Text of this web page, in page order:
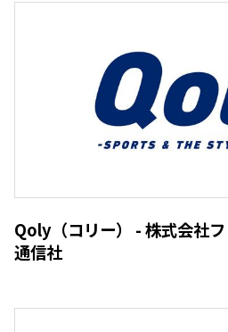
Qoly（コリー） - 株式会社
通信社